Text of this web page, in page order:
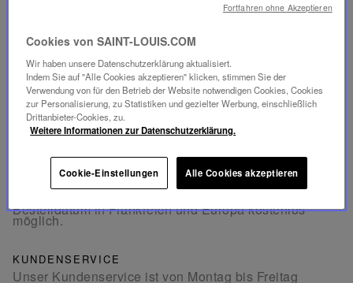
GESICHERTE BEZAHLUNG
- Per Karte: Visa®, MasterCard®, American Express®
- Authentifizierte und gesicherte Kartenzahlung mit 3D
Secure: Verified by Visa®, MasterCard® SecureCode,
American Express SafeKey®
KOSTENLOSE RÜCKGABE
Bestelldatum in Frankreich und Europa kostenlos
möglich.
KUNDENSERVICE
Unser Kundenservice ist von Montag bis Freitag
Cookies von SAINT-LOUIS.COM
Wir haben unsere Datenschutzerklärung aktualisiert.
Indem Sie auf "Alle Cookies akzeptieren" klicken, stimmen Sie der
Verwendung von für den Betrieb der Website notwendigen Cookies, Cookies
zur Personalisierung, zu Statistiken und gezielter Werbung, einschließlich
Drittanbieter-Cookies, zu.
Weitere Informationen zur Datenschutzerklärung.
Cookie-Einstellungen Alle Cookies akzeptieren
Fortfahren ohne Akzeptieren